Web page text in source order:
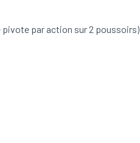
par action sur 2 poussoirs)